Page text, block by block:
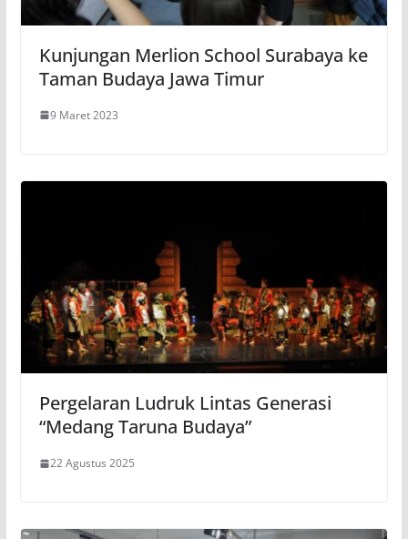
Kunjungan Merlion School Surabaya ke
Taman Budaya Jawa Timur
9 Maret 2023
Pergelaran Ludruk Lintas Generasi
“Medang Taruna Budaya”
22 Agustus 2025